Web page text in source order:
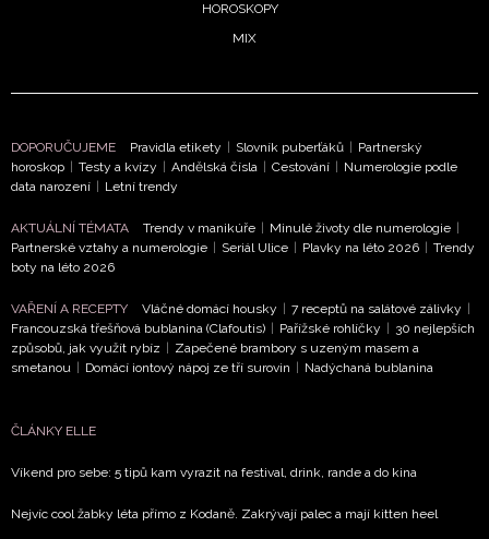
Chcete navíc dostávat i další zajímavé a exkluzivní
informace od našich partnerů? Pokud souhlasíte se
zpracováním údajů k tomuto účelu podle
Zásad ochrany
soukromí BurdaMedia Extra s.r.o., zaškrtněte toto pole.
HOROSKOPY
MIX
DOPORUČUJEME Pravidla etikety Slovník puberťáků
Partnerský
horoskop
Testy a kvízy Andělská čísla Cestování
Numerologie podle
data narození
Letní trendy
AKTUÁLNÍ TÉMATA Trendy v manikúře Minulé životy dle numerologie
Partnerské vztahy a numerologie
Seriál Ulice Plavky na léto 2026
Trendy
boty na léto 2026
VAŘENÍ A RECEPTY Vláčné domácí housky 7 receptů na salátové zálivky
Francouzská třešňová bublanina (Clafoutis)
Pařížské rohlíčky
30 nejlepších
způsobů, jak využít rybíz
Zapečené brambory s uzeným masem a
smetanou
Domácí iontový nápoj ze tří surovin Nadýchaná bublanina
ČLÁNKY ELLE
Víkend pro sebe: 5 tipů kam vyrazit na festival, drink, rande a do kina
Nejvíc cool žabky léta přímo z Kodaně. Zakrývají palec a mají kitten heel